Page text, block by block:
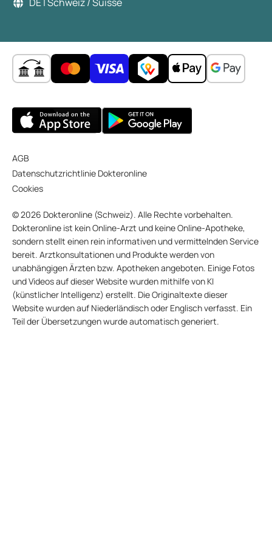
AGB
Datenschutzrichtlinie Dokteronline
Cookies
© 2026 Dokteronline (Schweiz). Alle Rechte vorbehalten.
Dokteronline ist kein Online-Arzt und keine Online-Apotheke,
sondern stellt einen rein informativen und vermittelnden Service
bereit. Arztkonsultationen und Produkte werden von
unabhängigen Ärzten bzw. Apotheken angeboten. Einige Fotos
und Videos auf dieser Website wurden mithilfe von KI
(künstlicher Intelligenz) erstellt. Die Originaltexte dieser
Website wurden auf Niederländisch oder Englisch verfasst. Ein
Teil der Übersetzungen wurde automatisch generiert.